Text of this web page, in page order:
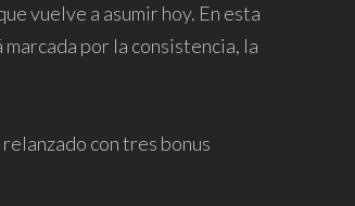
vuelve a asumir hoy. En esta
por la consistencia, la
con tres bonus